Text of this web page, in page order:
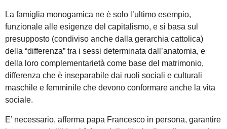
La famiglia monogamica ne è solo l’ultimo esempio,
funzionale alle esigenze del capitalismo, e si basa sul
presupposto (condiviso anche dalla gerarchia cattolica)
della “differenza” tra i sessi determinata dall’anatomia, e
della loro complementarietà come base del matrimonio,
differenza che è inseparabile dai ruoli sociali e culturali
maschile e femminile che devono conformare anche la vita
sociale.
E’ necessario, afferma papa Francesco in persona, garantire